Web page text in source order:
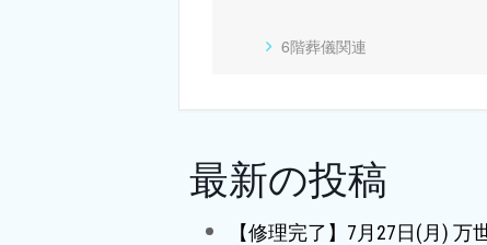
6階葬儀関連
最新の投稿
【修理完了】7月27日(月) 万